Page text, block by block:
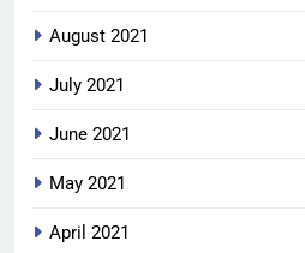
August 2021
July 2021
June 2021
May 2021
April 2021